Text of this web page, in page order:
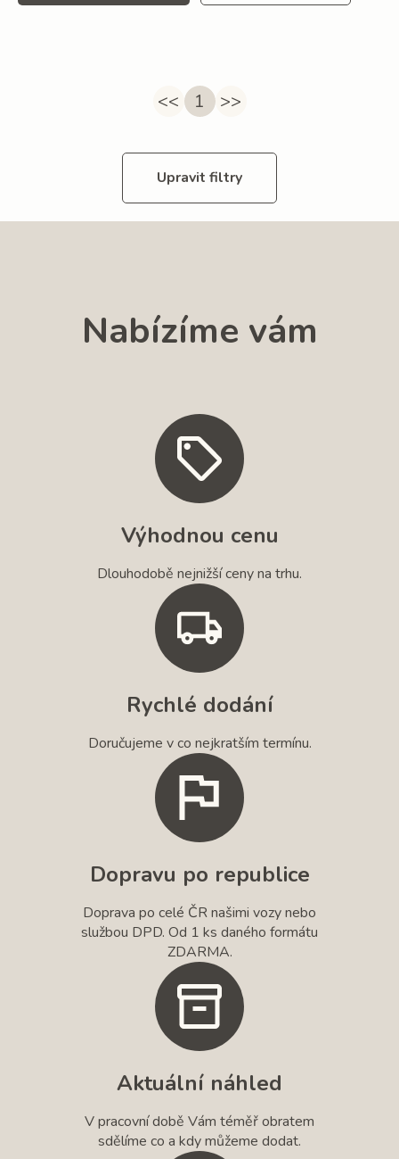
<< 1 >>
Upravit filtry
Nabízíme vám
Výhodnou cenu
Dlouhodobě nejnižší ceny na trhu.
Rychlé dodání
Doručujeme v co nejkratším termínu.
Dopravu po republice
Doprava po celé ČR našimi vozy nebo
službou DPD. Od 1 ks daného formátu
ZDARMA.
Aktuální náhled
V pracovní době Vám téměř obratem
sdělíme co a kdy můžeme dodat.